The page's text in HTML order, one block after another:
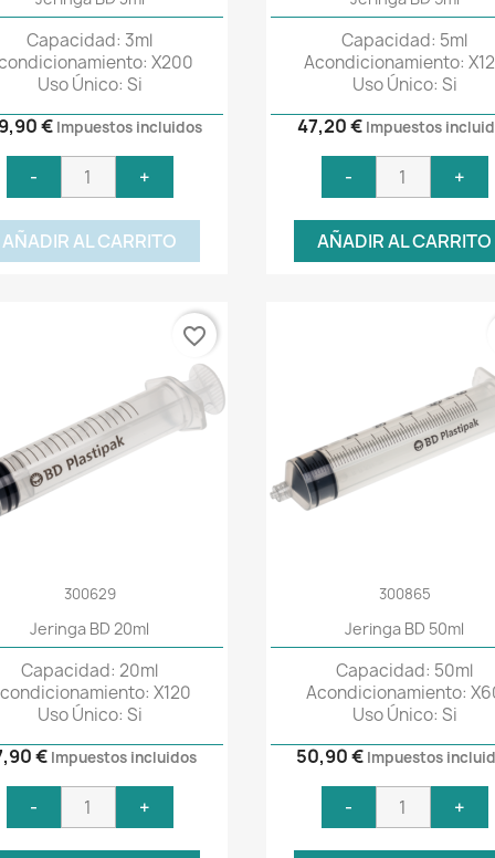
Capacidad: 3ml
X200
Uso Único: Si
€ Impuestos incluidos
- +
AÑADIR AL CARRITO
Capacidad: 5ml
Acondicionamiento:
Uso Único: Si
47,20 € Impuestos
- +
AÑADIR AL CARRITO
Vista rápida
300629
Jeringa BD 20ml
Capacidad: 20ml
X120
Uso Único: Si
€ Impuestos incluidos
- +
favorite_border
Vista rápida
300865
Jeringa BD 50ml
Capacidad: 50ml
Acondicionamiento:
Uso Único: Si
50,90 € Impuestos
- +